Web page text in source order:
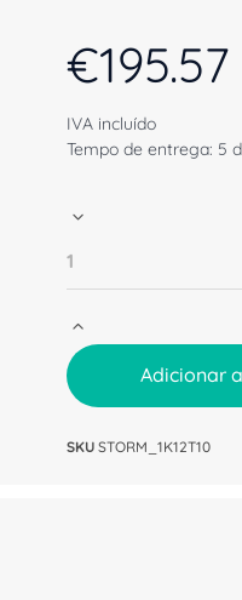
€195.57
IVA incluído
Tempo de entrega: 5
Adicionar
SKU STORM_1K12T10